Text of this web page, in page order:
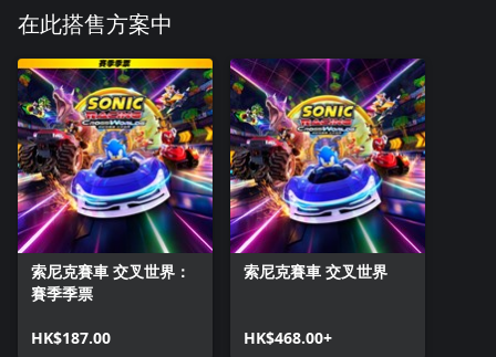
在此搭售方案中
索尼克賽車 交叉世界：
賽季季票
HK$187.00
索尼克賽車 交叉世界
HK$468.00+